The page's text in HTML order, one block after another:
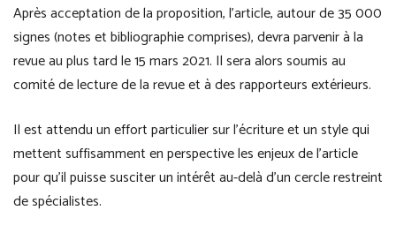
Après acceptation de la proposition, l’article, autour de 35 000
signes (notes et bibliographie comprises), devra parvenir à la
revue au plus tard le 15 mars 2021. Il sera alors soumis au
comité de lecture de la revue et à des rapporteurs extérieurs.
Il est attendu un effort particulier sur l’écriture et un style qui
mettent suffisamment en perspective les enjeux de l’article
pour qu’il puisse susciter un intérêt au-delà d’un cercle restreint
de spécialistes.